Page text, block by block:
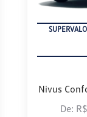
Nivus
De: